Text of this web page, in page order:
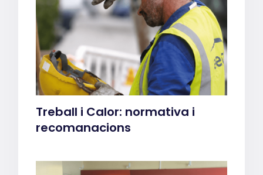
Treball i Calor: normativa i
recomanacions